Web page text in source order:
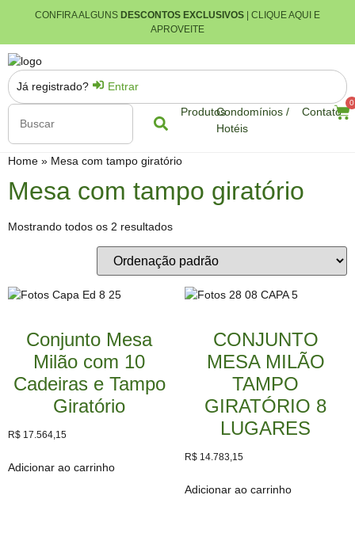
CONFIRA ALGUNS DESCONTOS EXCLUSIVOS | CLIQUE AQUI E
APROVEITE
ProdutosCondomínios /
Hotéis
Contato
0
Já registrado? Entrar
Home » Mesa com tampo giratório
Mesa com tampo giratório
Mostrando todos os 2 resultados
Conjunto Mesa
Milão com 10
Cadeiras e Tampo
Giratório
R$ 17.564,15
Adicionar ao carrinho
CONJUNTO
MESA MILÃO
TAMPO
GIRATÓRIO 8
LUGARES
R$14.783,15
Adicionar ao carrinho